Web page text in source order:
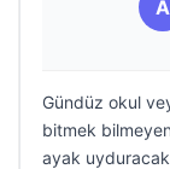
A
Gündüz okul
bitmek
ayak